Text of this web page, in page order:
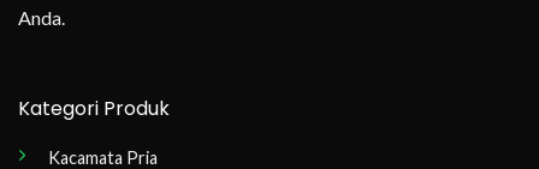
Anda.
Kategori Produk
Kacamata Pria